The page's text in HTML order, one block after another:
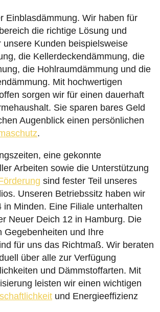
Einblasdämmung. Wir haben für
die richtige Lösung und
unsere Kunden beispielsweise
die Kellerdeckendämmung, die
die Hohlraumdämmung und die
Mit hochwertigen
sorgen wir für einen dauerhaft
Sie sparen bares Geld
Augenblick einen persönlichen
.
eine gekonnte
Arbeiten sowie die Unterstützung
sind fester Teil unseres
Unseren Betriebssitz haben wir
in Minden. Eine Filiale unterhalten
Neuer Deich 12 in Hamburg. Die
Gegebenheiten und Ihre
für uns das Richtmaß. Wir beraten
über alle zur Verfügung
und Dämmstoffarten. Mit
leisten wir einen wichtigen
und Energieeffizienz